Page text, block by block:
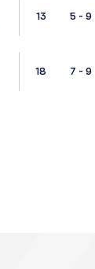
13 5 - 9
18 7 - 9